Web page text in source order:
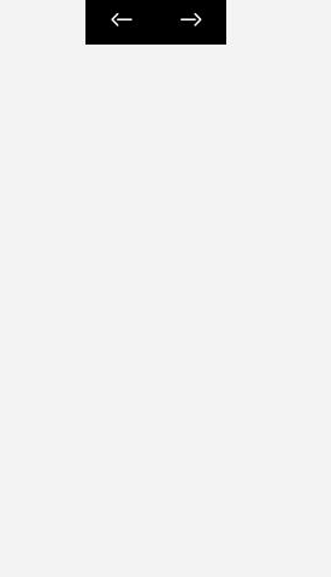
EVÈNEMENTS PRÉCÉDENTSEVÈNEMENTS SUIVANTS